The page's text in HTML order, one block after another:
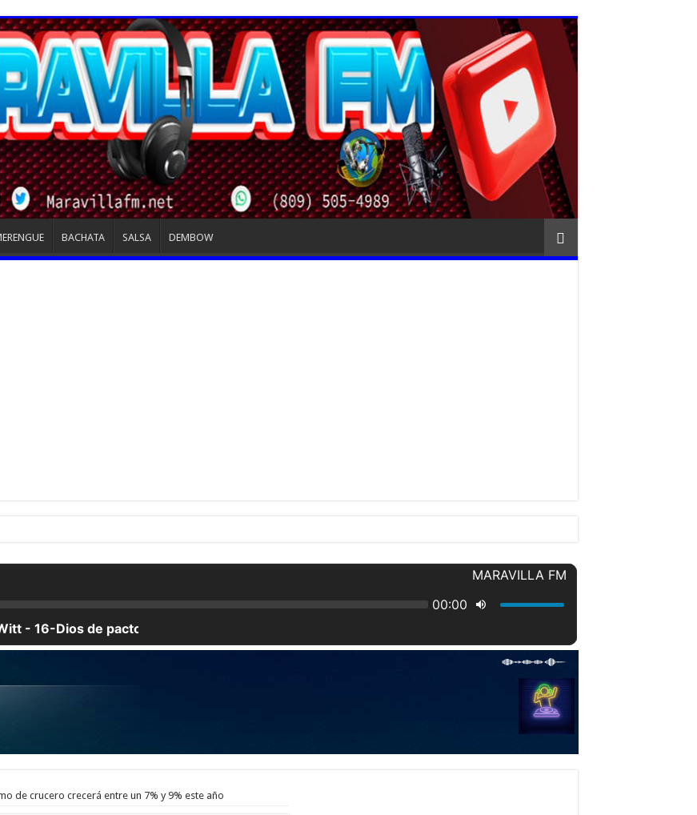
BACHATA SALSA DEMBOW
Juan Pablo Duarte, ubicada en la intersección de las Av. 27 de Febrero y Winston Churchill
frigorífica del camión marca Kia, color blanco, placa L440563, el cual se desplazaba de manera sospechosa.
en un solo día, la mayor acumulación diaria desde 1937.
y otros compartiendo anécdotas de las fiestas navideñas o caminando por los pasillos ansiosos por regresar a casa volvieron a marcar, este miércoles, la
que República Dominicana continúa consolidándose como uno de los destinos turísticos más atractivos del Caribe, no sólo para los visitantes extranjeros,
a Rafael Rosario, tío de la niña Brianna Genao, de 3 años, reportada desaparecida el pasado 31 de diciembre en Barrero, Puerto Plata.
de crucero crecerá entre un 7% y 9% este año